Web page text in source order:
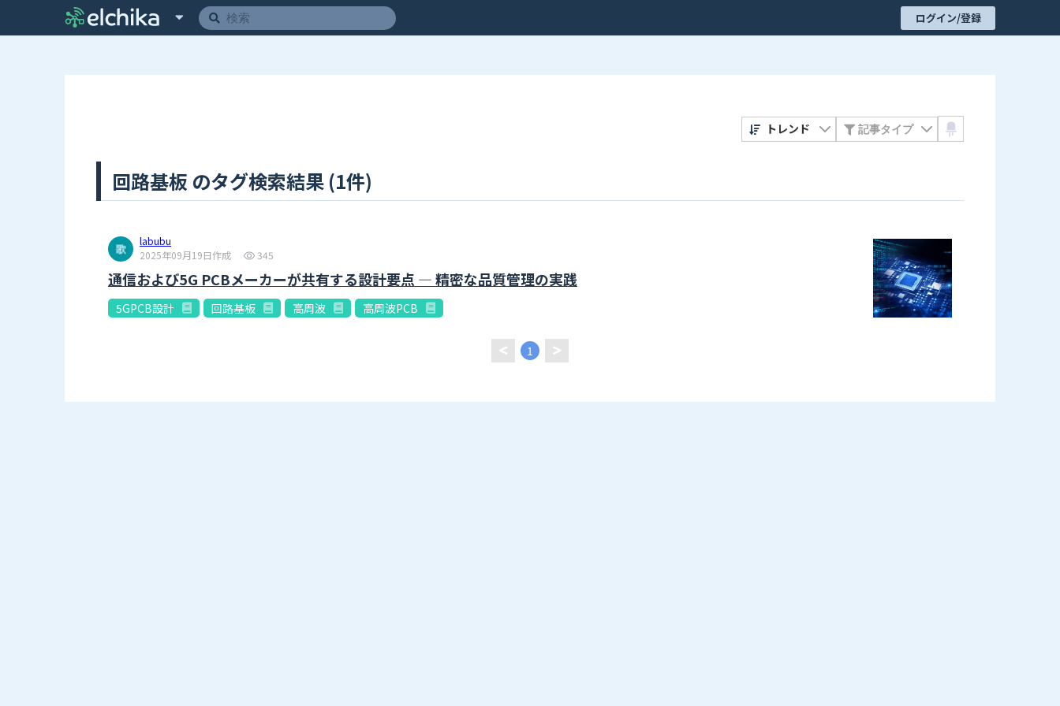
ログイン/登録
回路基板 のタグ検索結果 (1件)
トレンド
labubu
2025年09月19日作成
345
通信および5G PCBメーカーが共有する設計要点 ― 精密な品質管理の実践
5GPCB設計 回路基板 高周波 高周波PCB
1